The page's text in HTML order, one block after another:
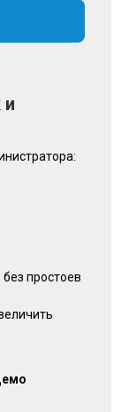
и
простоев